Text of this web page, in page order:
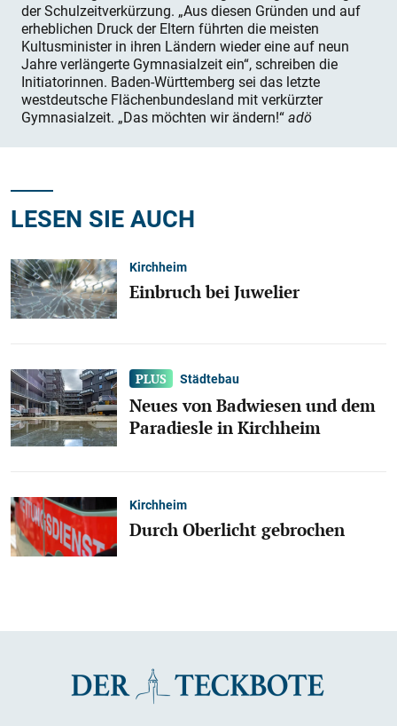
der Schulzeitverkürzung. „Aus diesen Gründen und auf
erheblichen Druck der Eltern führten die meisten
Kultusminister in ihren Ländern wieder eine auf neun
Jahre verlängerte Gymnasialzeit ein“, schreiben die
Initiatorinnen. Baden-Württemberg sei das letzte
westdeutsche Flächenbundesland mit verkürzter
Gymnasialzeit. „Das möchten wir ändern!“adö
LESEN SIE AUCH
Kirchheim
Einbruch bei Juwelier
Städtebau
Neues von Badwiesen und dem
Paradiesle in Kirchheim
Kirchheim
Durch Oberlicht gebrochen